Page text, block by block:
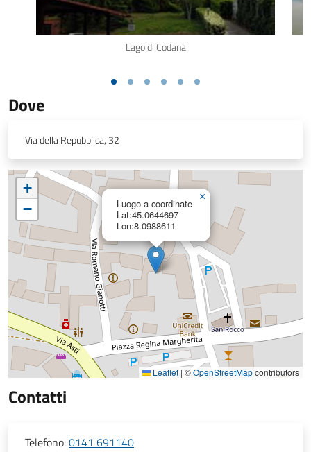
Lago di Codana
Dove
Via della Repubblica, 32
Luogo a coordinate
Lat:45.0644697
Lon:8.0988611
×
+
−
Leaflet | ©OpenStreetMapcontributors
Contatti
Telefono:0141 691140